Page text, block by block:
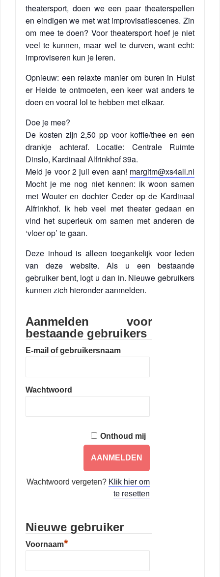
theatersport, doen we een paar theaterspellen
en eindigen we met wat improvisatiescenes. Zin
om mee te doen? Voor theatersport hoef je niet
veel te kunnen, maar wel te durven, want echt:
improviseren kun je leren.
Opnieuw: een relaxte manier om buren in Huist
er Heide te ontmoeten, een keer wat anders te
doen en vooral lol te hebben met elkaar.
Doe je mee?
De kosten zijn 2,50 pp voor koffie/thee en een
drankje achteraf. Locatie: Centrale Ruimte
Dinslo, Kardinaal Alfrinkhof 39a.
Meld je voor 2 juli even aan! margitm@xs4all.nl
Mocht je me nog niet kennen: ik woon samen
met Wouter en dochter Ceder op de Kardinaal
Alfrinkhof. Ik heb veel met theater gedaan en
vind het superleuk om samen met anderen de
‘vloer op’ te gaan.
Deze inhoud is alleen toegankelijk voor leden
van deze website. Als u een bestaande
gebruiker bent, logt u dan in. Nieuwe gebruikers
kunnen zich hieronder aanmelden.
Aanmelden voor
bestaande gebruikers
E-mail of gebruikersnaam
Wachtwoord
Onthoud mij
Wachtwoord vergeten? Klik hier om
te resetten
Nieuwe gebruiker
Voornaam*